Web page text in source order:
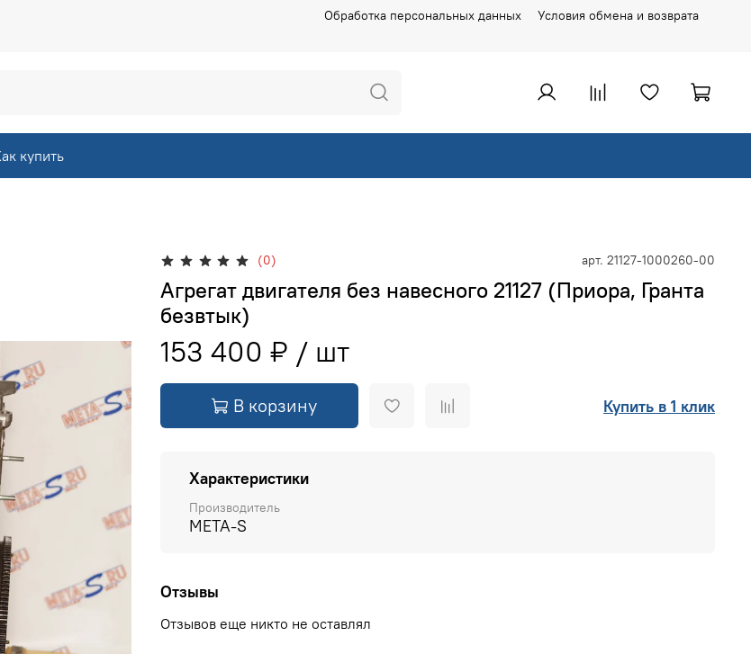
Обработка персональных данных Условия обмена и возврата
купить
(0) арт. 21127-1000260-00
Агрегат двигателя без навесного 21127 (Приора, Гранта
безвтык)
153 400 ₽
В корзину Купить в 1 клик
Характеристики
Производитель
META-S
Отзывы
Отзывов еще никто не оставлял